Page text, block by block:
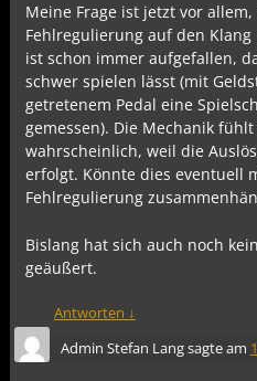
Meine Frage ist jetzt vor
Fehlregulierung auf den
ist schon immer aufgefallen,
schwer spielen lässt (mit
getretenem Pedal eine
gemessen). Die Mechanik
wahrscheinlich, weil die
erfolgt. Könnte dies eventuell
Fehlregulierung
Bislang hat sich auch noch
geäußert.
Antworten ↓
Admin Stefan Langsagte am